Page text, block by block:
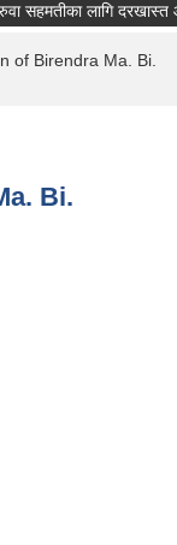
सहमतीका लागि दरखास्त
of Birendra Ma. Bi.
Bi.